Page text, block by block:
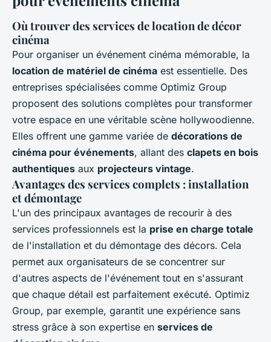
Où trouver des services de location de décor
cinéma
Pour organiser un événement cinéma mémorable, la
location de matériel de cinéma est essentielle. Des
entreprises spécialisées comme Optimiz Group
proposent des solutions complètes pour transformer
votre espace en une véritable scène hollywoodienne.
Elles offrent une gamme variée de décorations de
cinéma pour événements, allant des clapets en bois
authentiques aux projecteurs vintage.
Avantages des services complets : installation
et démontage
L'un des principaux avantages de recourir à des
services professionnels est la prise en charge totale
de l'installation et du démontage des décors. Cela
permet aux organisateurs de se concentrer sur
d'autres aspects de l'événement tout en s'assurant
que chaque détail est parfaitement exécuté. Optimiz
Group, par exemple, garantit une expérience sans
stress grâce à son expertise en services de